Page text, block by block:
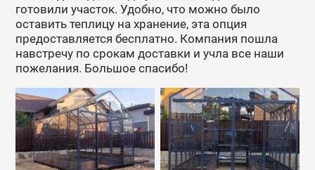
готовили участок. Удобно, что можно было
оставить теплицу на хранение, эта опция
предоставляется бесплатно. Компания пошла
навстречу по срокам доставки и учла все наши
пожелания. Большое спасибо!